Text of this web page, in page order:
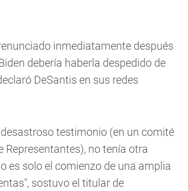
inmediatamente después
debería haberla despedido de
DeSantis en sus redes
desastroso testimonio (en un comité
Representantes), no tenía otra
es solo el comienzo de una amplia
sostuvo el titular de